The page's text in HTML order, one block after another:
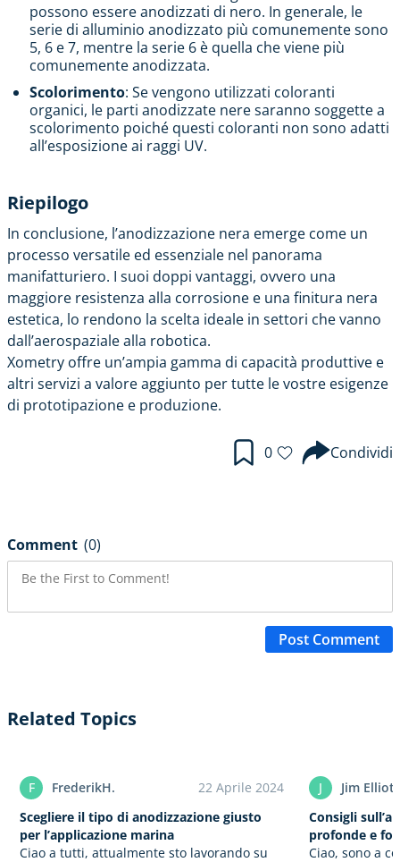
possono essere anodizzati di nero. In generale, le
serie di alluminio anodizzato più comunemente sono
5, 6 e 7, mentre la serie 6 è quella che viene più
comunemente anodizzata.
Scolorimento: Se vengono utilizzati coloranti
organici, le parti anodizzate nere saranno soggette a
scolorimento poiché questi coloranti non sono adatti
all’esposizione ai raggi UV.
Riepilogo
In conclusione, l’anodizzazione nera emerge come un
processo versatile ed essenziale nel panorama
manifatturiero. I suoi doppi vantaggi, ovvero una
maggiore resistenza alla corrosione e una finitura nera
estetica, lo rendono la scelta ideale in settori che vanno
dall’aerospaziale alla robotica.
Xometry offre un’ampia gamma di capacità produttive e
altri servizi a valore aggiunto per tutte le vostre esigenze
di prototipazione e produzione.
0 Condividi
Comment (0)
Post Comment
Related Topics
F FrederikH.
22 Aprile 2024
Scegliere il tipo di anodizzazione giusto
per l’applicazione marina
Ciao a tutti, attualmente sto lavorando su
J
Jim Elliot
Consigli
profonde e
Ciao, sono a